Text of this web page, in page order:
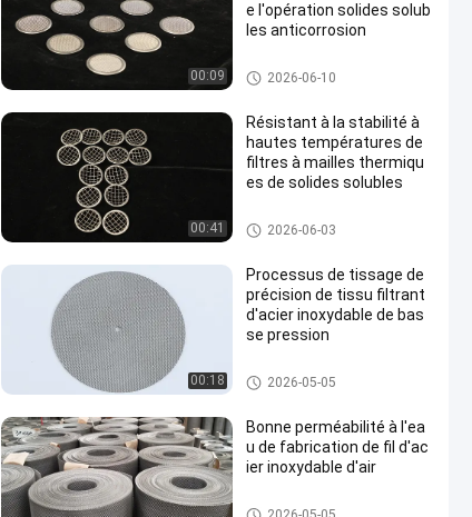
00:09
e l'opération solides solub
les anticorrosion
Filtres à mailles SS
2026-06-10
00:41
Résistant à la stabilité à
hautes températures de
filtres à mailles thermiqu
es de solides solubles
Filtres à mailles SS
2026-06-03
00:18
Processus de tissage de
précision de tissu filtrant
d'acier inoxydable de bas
se pression
Filtres à mailles SS
2026-05-05
Bonne perméabilité à l'ea
u de fabrication de fil d'ac
ier inoxydable d'air
Treillis métallique en acier ino